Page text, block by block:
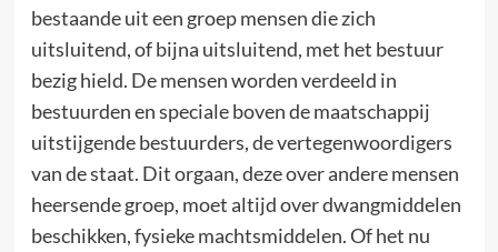
bestaande uit een groep mensen die zich
uitsluitend, of bijna uitsluitend, met het bestuur
bezig hield. De mensen worden verdeeld in
bestuurden en speciale boven de maatschappij
uitstijgende bestuurders, de vertegenwoordigers
van de staat. Dit orgaan, deze over andere mensen
heersende groep, moet altijd over dwangmiddelen
beschikken, fysieke machtsmiddelen. Of het nu